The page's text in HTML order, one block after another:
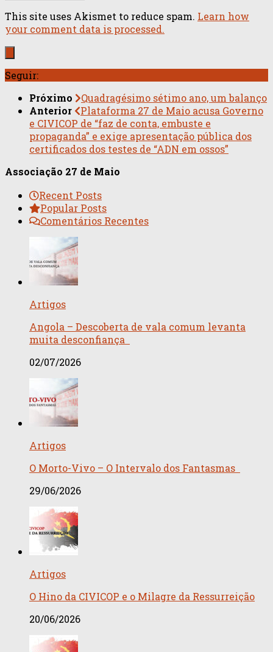
This site uses Akismet to reduce spam. Learn how
your comment data is processed.
Seguir:
Próximo
Quadragésimo sétimo ano, um balanço
Anterior
Plataforma 27 de Maio acusa Governo
e CIVICOP de “faz de conta, embuste e
propaganda” e exige apresentação pública dos
certificados dos testes de “ADN em ossos”
Associação 27 de Maio
Recent Posts
Popular Posts
Comentários Recentes
Artigos
Angola – Descoberta de vala comum levanta
muita desconfiança
02/07/2026
Artigos
O Morto-Vivo – O Intervalo dos Fantasmas
29/06/2026
Artigos
O Hino da CIVICOP e o Milagre da Ressurreição
20/06/2026